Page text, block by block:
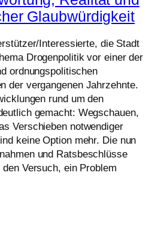
Glaubwürdigkeit
Interessierte, die Stadt
Drogenpolitik vor einer der
ordnungspolitischen
der vergangenen Jahrzehnte.
rund um den
gemacht: Wegschauen,
Verschieben notwendiger
keine Option mehr. Die nun
und Ratsbeschlüsse
Versuch, ein Problem